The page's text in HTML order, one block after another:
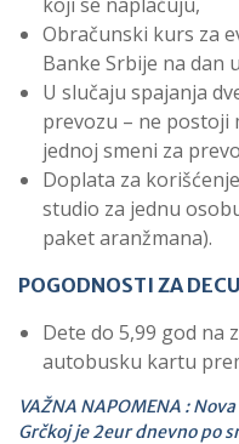
Obračunski kurs za
Banke Srbije na dan
U slučaju spajanja
prevozu – ne postoji
jednoj smeni za
Doplata za
studio za jednu
paket aranžmana).
POGODNOSTI ZA DECU
Dete do 5,99 god na
autobusku kartu
VAŽNA NAPOMENA :
Grčkoj je 2eur dnevno po